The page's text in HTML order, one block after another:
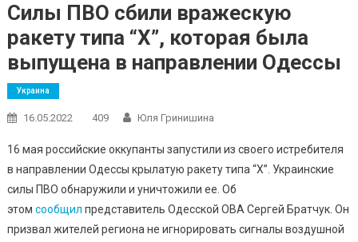
Силы ПВО сбили вражескую
ракету типа “Х”, которая была
выпущена в направлении Одессы
Украина
16.05.2022 409 Юля Гринишина
16 мая российские оккупанты запустили из своего истребителя
в направлении Одессы крылатую ракету типа “Х”. Украинские
силы ПВО обнаружили и уничтожили ее. Об
этом сообщил представитель Одесской ОВА Сергей Братчук. Он
призвал жителей региона не игнорировать сигналы воздушной